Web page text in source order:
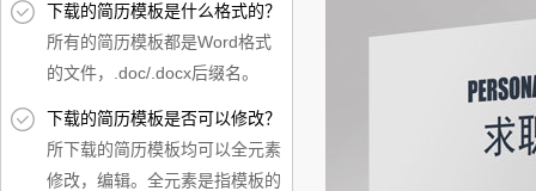
下载的简历模板是什么格式的？
所有的简历模板都是Word格式
的文件，.doc/.docx后缀名。
下载的简历模板是否可以修改？
所下载的简历模板均可以全元素
修改，编辑。全元素是指模板的